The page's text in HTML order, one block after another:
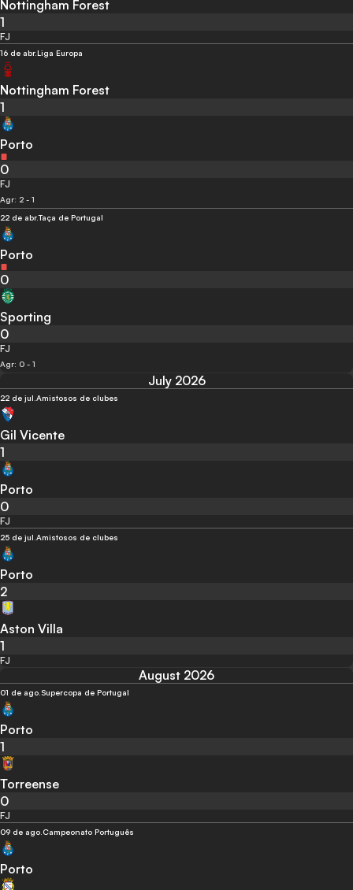
Nottingham Forest
1
FJ
16 de abr.Liga Europa
Nottingham Forest
1
Porto
0
FJ
Agr: 2 - 1
22 de abr.Taça de Portugal
Porto
0
Sporting
0
FJ
Agr: 0 - 1
July 2026
22 de jul.Amistosos de clubes
Gil Vicente
1
Porto
0
FJ
25 de jul.Amistosos de clubes
Porto
2
Aston Villa
1
FJ
August 2026
01 de ago.Supercopa de Portugal
Porto
1
Torreense
0
FJ
09 de ago.Campeonato Português
Porto